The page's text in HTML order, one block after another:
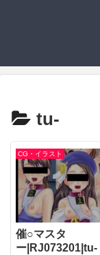
tu-
CG・イラスト
催○マスタ
ー|RJ073201|tu-